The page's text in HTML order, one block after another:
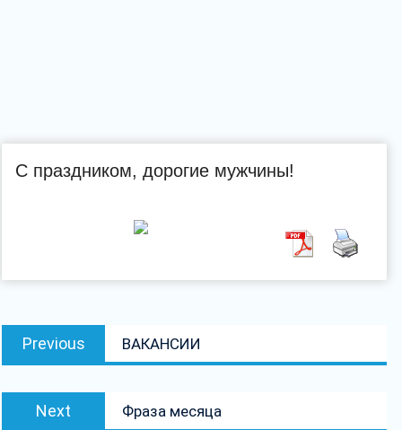
С праздником, дорогие мужчины!
Навігацыя
Previous
post:
ВАКАНСИИ
Next
Next
post:
Фраза месяца